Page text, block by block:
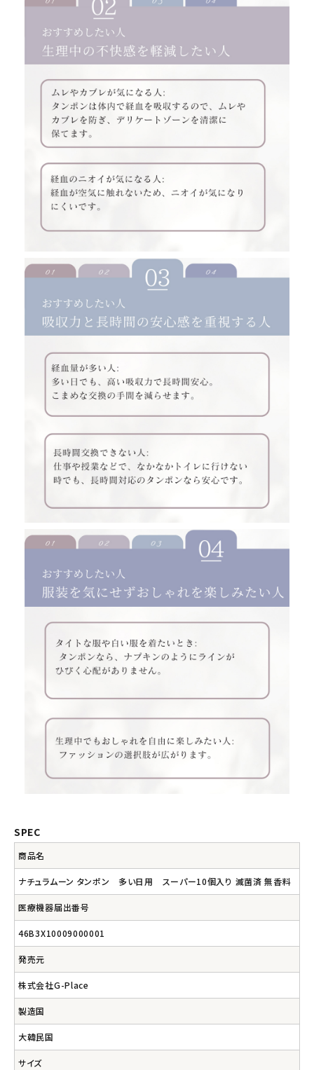
SPEC
商品名
ナチュラムーン タンポン 多い日用 スーパー10個入り 滅菌済 無香料
医療機器届出番号
46B3X10009000001
発売元
株式会社G-Place
製造国
大韓民国
サイズ